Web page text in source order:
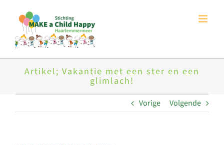
inhoud
Artikel; Vakantie met een ster en een
glimlach!
Vorige Volgende